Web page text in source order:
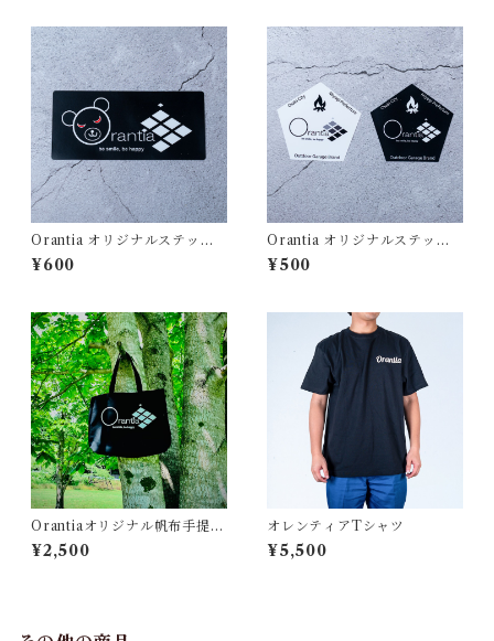
Orantia オリジナルステッカ
ー：WARUくま
¥600
Orantia オリジナルステッカ
ー：ペンタゴン
¥500
Orantiaオリジナル帆布手提げ
袋
¥2,500
オレンティアTシャツ
¥5,500